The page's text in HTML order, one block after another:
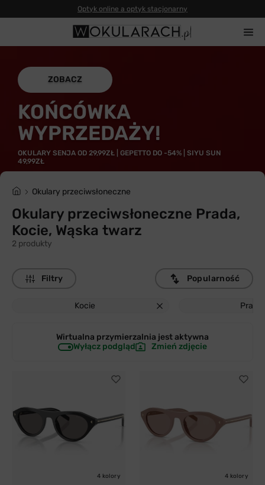
Optyk online a optyk stacjonarny
ZOBACZ
KOŃCÓWKA
WYPRZEDAŻY!
OKULARY SENJA OD 29,99ZŁ | GEPETTO DO -54% | SIYU SUN
49,99ZŁ
Okulary przeciwsłoneczne
Okulary przeciwsłoneczne Prada,
Kocie, Wąska twarz
2 produkty
Filtry
Kocie Prada
Popularność
Wirtualna przymierzalnia jestaktywna
Wyłącz podgląd
Zmień zdjęcie
4 kolory 4 kolory